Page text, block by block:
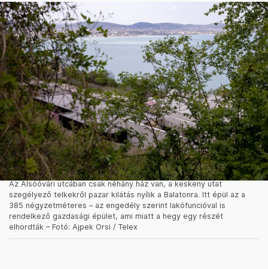
tovább feszítené, ha még százak költöznének
oda.„Nem bírja ezt el infrastrukturálisan ez a
település, terveket arra pedig eddig nem látunk, hogy
az önkormányzat ezt hogy oldaná meg. Ahol
megjelenik több száz ember hirtelen életvitelszerűen,
az környezetszennyezéssel is jár. Tihanynak ez a
fajta fejlődés nem érdeke”– fogalmaztak
ottjártunkkor.